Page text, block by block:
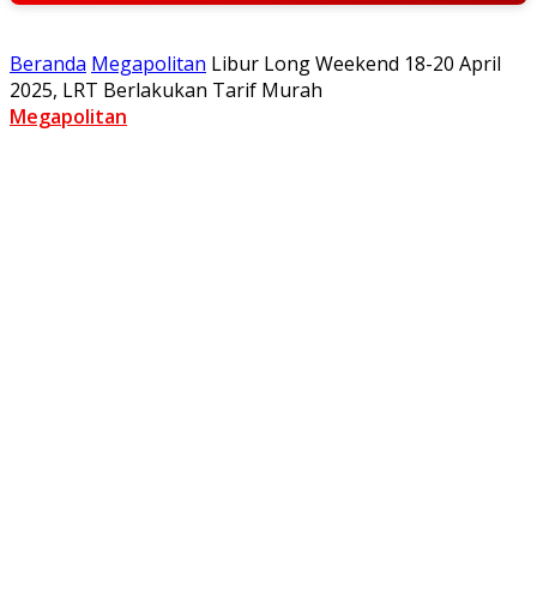
Beranda Megapolitan Libur Long Weekend 18-20 April
2025, LRT Berlakukan Tarif Murah
Megapolitan